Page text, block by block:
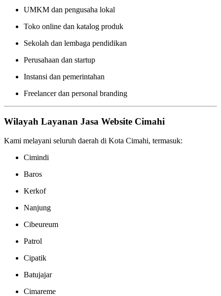
UMKM dan pengusaha lokal
Toko online dan katalog produk
Sekolah dan lembaga pendidikan
Perusahaan dan startup
Instansi dan pemerintahan
Freelancer dan personal branding
Wilayah Layanan Jasa Website Cimahi
Kami melayani seluruh daerah di Kota Cimahi, termasuk:
Cimindi
Baros
Kerkof
Nanjung
Cibeureum
Patrol
Cipatik
Batujajar
Cimareme